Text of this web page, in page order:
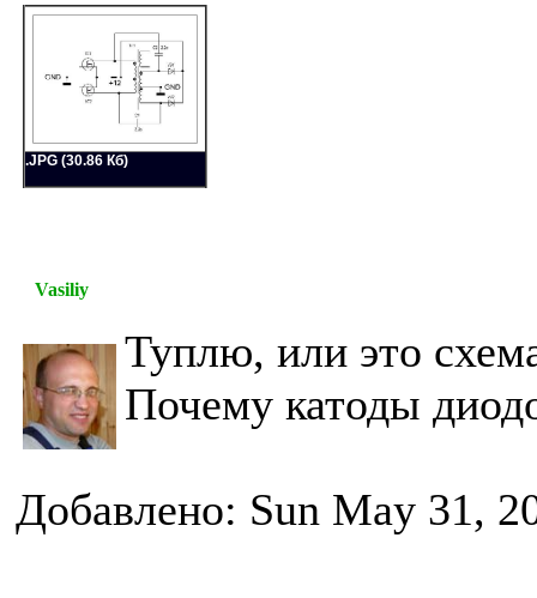
.JPG (30.86 Кб)
Vasiliy
Туплю, или это
Почему катоды
Добавлено: Sun May 31,